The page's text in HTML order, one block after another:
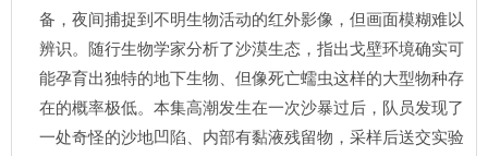
备，夜间捕捉到不明生物活动的红外影像，但画面模糊难以
辨识。随行生物学家分析了沙漠生态，指出戈壁环境确实可
能孕育出独特的地下生物、但像死亡蠕虫这样的大型物种存
在的概率极低。本集高潮发生在一次沙暴过后，队员发现了
一处奇怪的沙地凹陷、内部有黏液残留物，采样后送交实验